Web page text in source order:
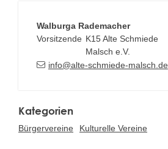
Vorsitzende
Walburga Rademacher
K15 Alte Schmiede
Malsch e.V.
info@alte-schmiede-malsch.de
Bürgervereine Kulturelle Vereine